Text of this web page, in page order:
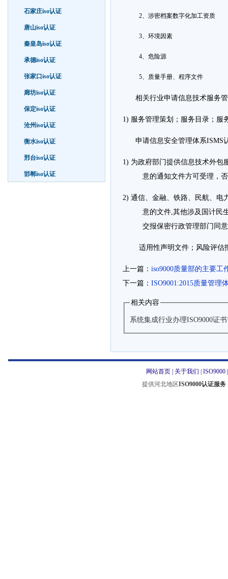
石家庄iso认证
唐山iso认证
秦皇岛iso认证
承德iso认证
张家口iso认证
廊坊iso认证
保定iso认证
沧州iso认证
衡水iso认证
邢台iso认证
邯郸iso认证
2、涉密档案数字化加工资质
3、环境因素
4、危险源
5、质量手册、程序文件
相关行业申请信息技术服务
1) 服务管理策划；服务目录；服
申请信息安全管理体系ISMS
1) 为政府部门提供信息技术外包
意的通知文件方可受理，
2) 通信、金融、铁路、民航、电
意的文件,其他涉及国计民
交报保密行政管理部门同
适用性声明文件；风险评估
上一篇： iso9000质量部的主要工
下一篇： ISO9001:2015质量管理
相关内容
系统集成行业办理ISO9000证
网站首页| 关于我们 ISO9000
提供河北地区ISO9000认证服务